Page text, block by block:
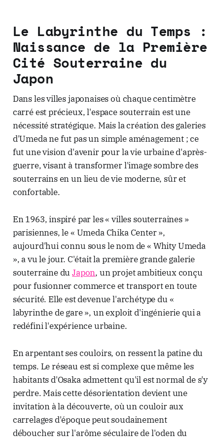
Le Labyrinthe du Temps :
Naissance de la Première
Cité Souterraine du
Japon
Dans les villes japonaises où chaque centimètre
carré est précieux, l'espace souterrain est une
nécessité stratégique. Mais la création des galeries
d'Umeda ne fut pas un simple aménagement ; ce
fut une vision d'avenir pour la vie urbaine d'après-
guerre, visant à transformer l'image sombre des
souterrains en un lieu de vie moderne, sûr et
confortable.
En 1963, inspiré par les « villes souterraines »
parisiennes, le « Umeda Chika Center »,
aujourd'hui connu sous le nom de « Whity Umeda
», a vu le jour. C'était la première grande galerie
souterraine duJapon, un projet ambitieux conçu
pour fusionner commerce et transport en toute
sécurité. Elle est devenue l'archétype du «
labyrinthe de gare », un exploit d'ingénierie qui a
redéfini l'expérience urbaine.
En arpentant ses couloirs, on ressent la patine du
temps. Le réseau est si complexe que même les
habitants d'Osaka admettent qu'il est normal de s'y
perdre. Mais cette désorientation devient une
invitation à la découverte, où un couloir aux
carrelages d'époque peut soudainement
déboucher sur l'arôme séculaire de l'oden du